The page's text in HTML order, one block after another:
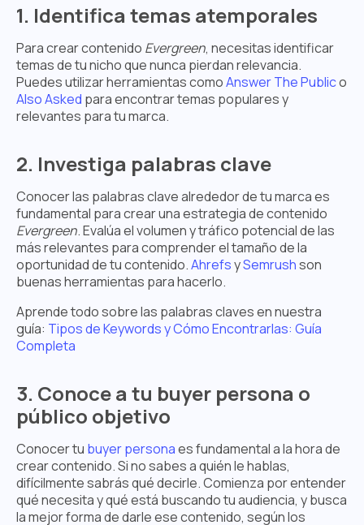
1. Identifica temas atemporales
Para crear contenido Evergreen, necesitas identificar
temas de tu nicho que nunca pierdan relevancia.
Puedes utilizar herramientas comoAnswer The Publico
Also Asked para encontrar temas populares y
relevantes para tu marca.
2. Investiga palabras clave
Conocer las palabras clave alrededor de tu marca es
fundamental para crear una estrategia de contenido
Evergreen. Evalúa el volumen y tráfico potencial de las
más relevantes para comprender el tamaño de la
oportunidad de tu contenido.AhrefsySemrushson
buenas herramientas para hacerlo.
Aprende todo sobre las palabras claves en nuestra
guía: Tipos de Keywords y Cómo Encontrarlas: Guía
Completa
3. Conoce a tu buyer persona o
público objetivo
Conocer tu buyer personaes fundamental a la hora de
crear contenido. Si no sabes a quién le hablas,
difícilmente sabrás qué decirle. Comienza por entender
qué necesita y qué está buscando tu audiencia, y busca
la mejor forma de darle ese contenido, según los